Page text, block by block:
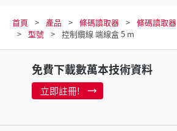
首頁 產品 條碼讀取器 條碼讀取器
型號
控制纜線 端線盒 5 m
免費下載數萬本技術資料
立即註冊!